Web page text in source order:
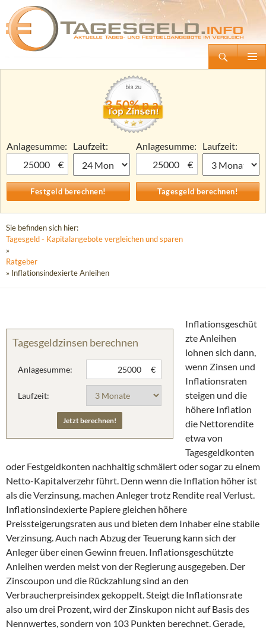
Tagesgeld.info – Tagesgeldkonten vergleichen und Tagesgeld-Zinsen berechnen
Zum
3,50% p.a.
Anlagesumme:
€
Laufzeit:
Anlagesumme:
€
Laufzeit:
Sie befinden sich hier:
Tagesgeld - Kapitalangebote vergleichen und sparen
»
Ratgeber
» Inflationsindexierte Anleihen
Tagesgeldzinsen berechnen
Anlagesumme: €
Laufzeit:
Inflationsgeschüt
zte Anleihen
lohnen sich dann,
wenn Zinsen und
Inflationsraten
steigen und die
höhere Inflation
die Nettorendite
etwa von
Tagesgeldkonten
oder Festgeldkonten nachhaltig schmälert oder sogar zu einem
Netto-Kapitalverzehr führt. Denn wenn die Inflation höher ist
als die Verzinsung, machen Anleger trotz Rendite real Verlust.
Inflationsindexierte Papiere gleichen höhere
Preissteigerungsraten aus und bieten dem Inhaber eine stabile
Verzinsung. Auch nach Abzug der Teuerung kann sich der
Anleger über einen Gewinn freuen. Inflationsgeschützte
Anleihen werden meist von der Regierung ausgegeben. Der
Zinscoupon und die Rückzahlung sind an den
Verbraucherpreisindex gekoppelt. Steigt die Inflationsrate
also um drei Prozent, wird der Zinskupon nicht auf Basis des
Nennwertes, sondern von 103 Punkten berechnet. Gerade,